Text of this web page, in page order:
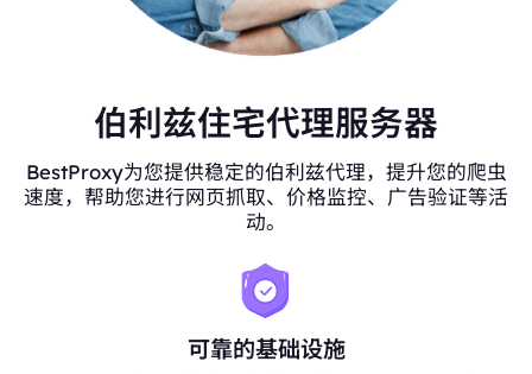
伯利兹住宅代理服务器
BestProxy为您提供稳定的伯利兹代理，提升您的爬虫
速度，帮助您进行网页抓取、价格监控、广告验证等活
动。
可靠的基础设施